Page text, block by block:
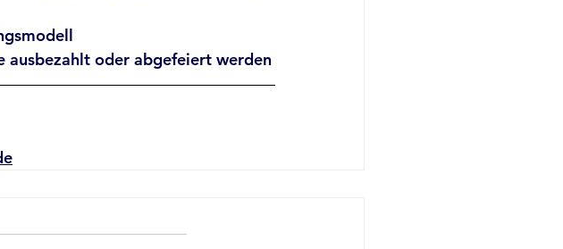
ausbezahlt oder abgefeiert werden